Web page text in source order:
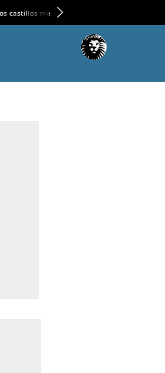
castillos medievales más espectaculares